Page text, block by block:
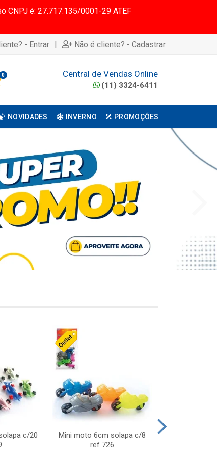
CNPJ é: 27.717.135/0001-29 ATEF
- Entrar | Não é cliente? - Cadastrar
0 Central de Vendas Online
(11) 3324-6411
NOVIDADES INVERNO PROMOÇÕES
c/20
Mini moto 6cm solapa c/8
ref 726